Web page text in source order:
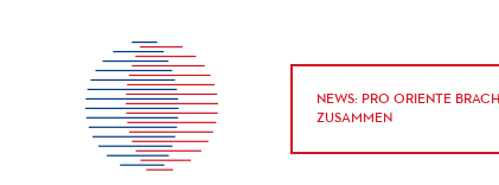
NEWS: PRO ORIENTE
ZUSAMMEN